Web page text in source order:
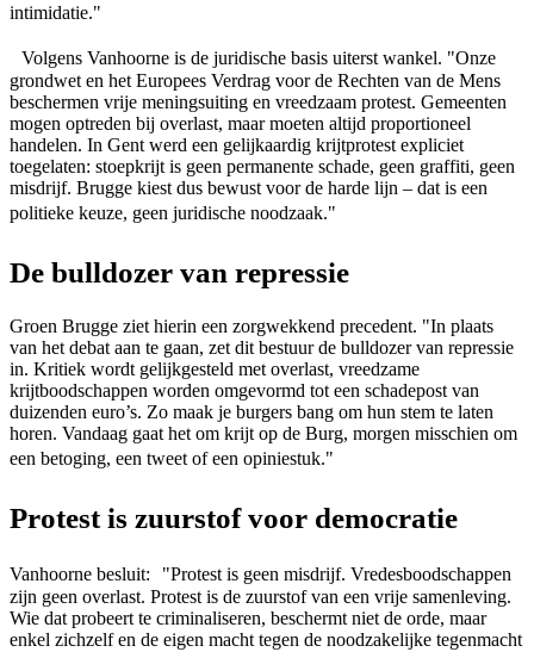
intimidatie."
Volgens Vanhoorne is de juridische basis uiterst wankel. "Onze
grondwet en het Europees Verdrag voor de Rechten van de Mens
beschermen vrije meningsuiting en vreedzaam protest. Gemeenten
mogen optreden bij overlast, maar moeten altijd proportioneel
handelen. In Gent werd een gelijkaardig krijtprotest expliciet
toegelaten: stoepkrijt is geen permanente schade, geen graffiti, geen
misdrijf. Brugge kiest dus bewust voor de harde lijn – dat is een
politieke keuze, geen juridische noodzaak."
De bulldozer van repressie
Groen Brugge ziet hierin een zorgwekkend precedent. "In plaats
van het debat aan te gaan, zet dit bestuur de bulldozer van repressie
in. Kritiek wordt gelijkgesteld met overlast, vreedzame
krijtboodschappen worden omgevormd tot een schadepost van
duizenden euro’s. Zo maak je burgers bang om hun stem te laten
horen. Vandaag gaat het om krijt op de Burg, morgen misschien om
een betoging, een tweet of een opiniestuk."
Protest is zuurstof voor democratie
Vanhoorne besluit: "Protest is geen misdrijf. Vredesboodschappen
zijn geen overlast. Protest is de zuurstof van een vrije samenleving.
Wie dat probeert te criminaliseren, beschermt niet de orde, maar
enkel zichzelf en de eigen macht tegen de noodzakelijke tegenmacht